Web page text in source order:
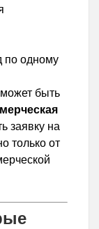
по одному
быть
заявку на
только от